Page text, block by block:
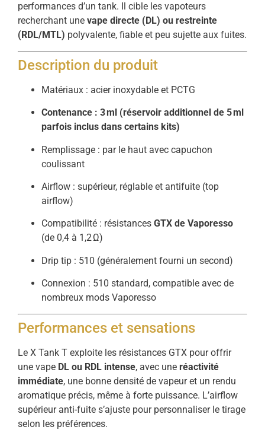
performances d’un tank. Il cible les vapoteurs
recherchant une vape directe (DL) ou restreinte
(RDL/MTL) polyvalente, fiable et peu sujette aux fuites.
Description du produit
Matériaux : acier inoxydable et PCTG
Contenance : 3 ml (réservoir additionnel de 5 ml
parfois inclus dans certains kits)
Remplissage : par le haut avec capuchon
coulissant
Airflow : supérieur, réglable et antifuite (top
airflow)
Compatibilité : résistances GTX de Vaporesso
(de 0,4 à 1,2 Ω)
Drip tip : 510 (généralement fourni un second)
Connexion : 510 standard, compatible avec de
nombreux mods Vaporesso
Performances et sensations
Le X Tank T exploite les résistances GTX pour offrir
une vape DL ou RDL intense, avec une réactivité
immédiate, une bonne densité de vapeur et un rendu
aromatique précis, même à forte puissance. L’airflow
supérieur anti-fuite s’ajuste pour personnaliser le tirage
selon les préférences.